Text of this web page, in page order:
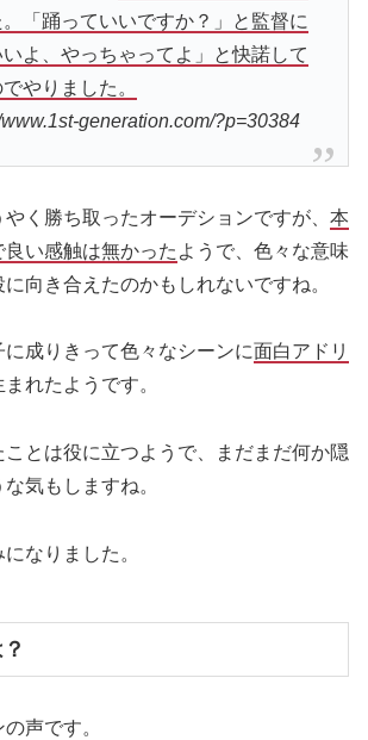
「踊っていいですか？」と監督に
よ、やっちゃってよ」と快諾して
やりました。
generation.com/?p=30384
く勝ち取ったオーデションですが、 本
良い感触は無かった ようで、色々な意味
向き合えたのかもしれないですね。
成りきって色々なシーンに面白アドリ
まれたようです。
とは役に立つようで、まだまだ何か隠
気もしますね。
なりました。
声です。